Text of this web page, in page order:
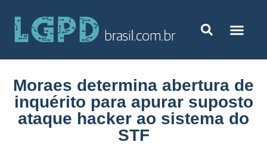
Moraes determina abertura de
inquérito para apurar suposto
ataque hacker ao sistema do
STF